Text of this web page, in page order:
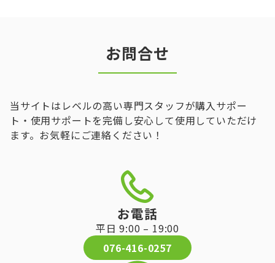
お問合せ
当サイトはレベルの高い専門スタッフが購入サポー
ト・使用サポートを完備し安心して使用していただけ
ます。お気軽にご連絡ください！
お電話
平日 9:00 – 19:00
076-416-0257